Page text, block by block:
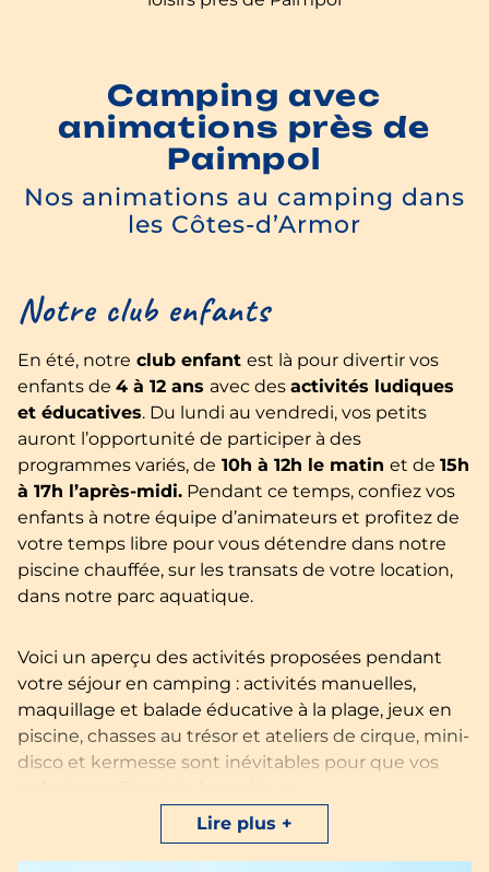
Camping avec
animations près de
Paimpol
Nos animations au camping dans
les Côtes-d’Armor
Notre club enfants
En été, notre club enfant est là pour divertir vos
enfants de 4 à 12 ans avec des activités ludiques
et éducatives. Du lundi au vendredi, vos petits
auront l’opportunité de participer à des
programmes variés, de 10h à 12h le matin et de 15h
à 17h l’après-midi. Pendant ce temps, confiez vos
enfants à notre équipe d’animateurs et profitez de
votre temps libre pour vous détendre dans notre
piscine chauffée, sur les transats de votre location,
dans notre parc aquatique.
Lire plus
Voici un aperçu des activités proposées pendant
votre séjour en camping : activités manuelles,
maquillage et balade éducative à la plage, jeux en
piscine, chasses au trésor et ateliers de cirque, mini-
disco et kermesse sont inévitables pour que vos
Nous organisons également dessoirées animées